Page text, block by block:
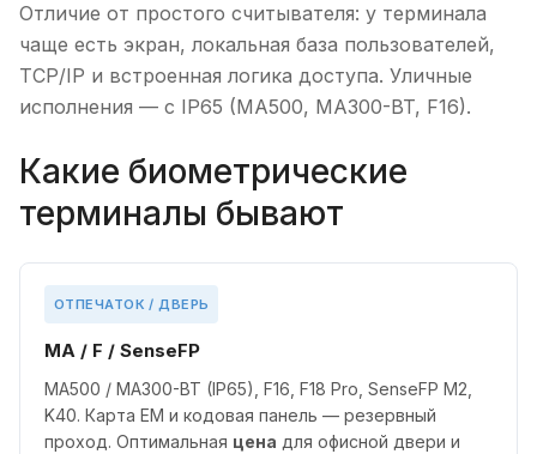
Отличие от простого считывателя: у терминала
чаще есть экран, локальная база пользователей,
TCP/IP и встроенная логика доступа. Уличные
исполнения — с IP65 (MA500, MA300-BT, F16).
Какие биометрические
терминалы бывают
ОТПЕЧАТОК / ДВЕРЬ
MA / F / SenseFP
MA500 / MA300-BT (IP65), F16, F18 Pro, SenseFP M2,
K40. Карта EM и кодовая панель — резервный
проход. Оптимальная цена для офисной двери и